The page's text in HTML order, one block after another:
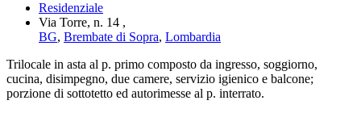
Residenziale
Via Torre, n. 14 ,
BG, Brembate di Sopra, Lombardia
Trilocale in asta al p. primo composto da ingresso, soggiorno,
cucina, disimpegno, due camere, servizio igienico e balcone;
porzione di sottotetto ed autorimesse al p. interrato.